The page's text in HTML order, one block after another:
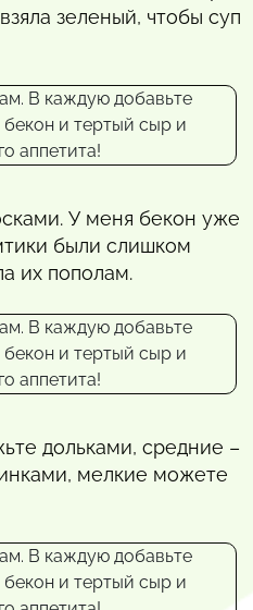
зеленый, чтобы суп
У меня бекон уже
были слишком
их пополам.
дольками, средние –
мелкие можете